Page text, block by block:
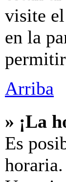
visite
en la
Arriba
» ¡La
Es